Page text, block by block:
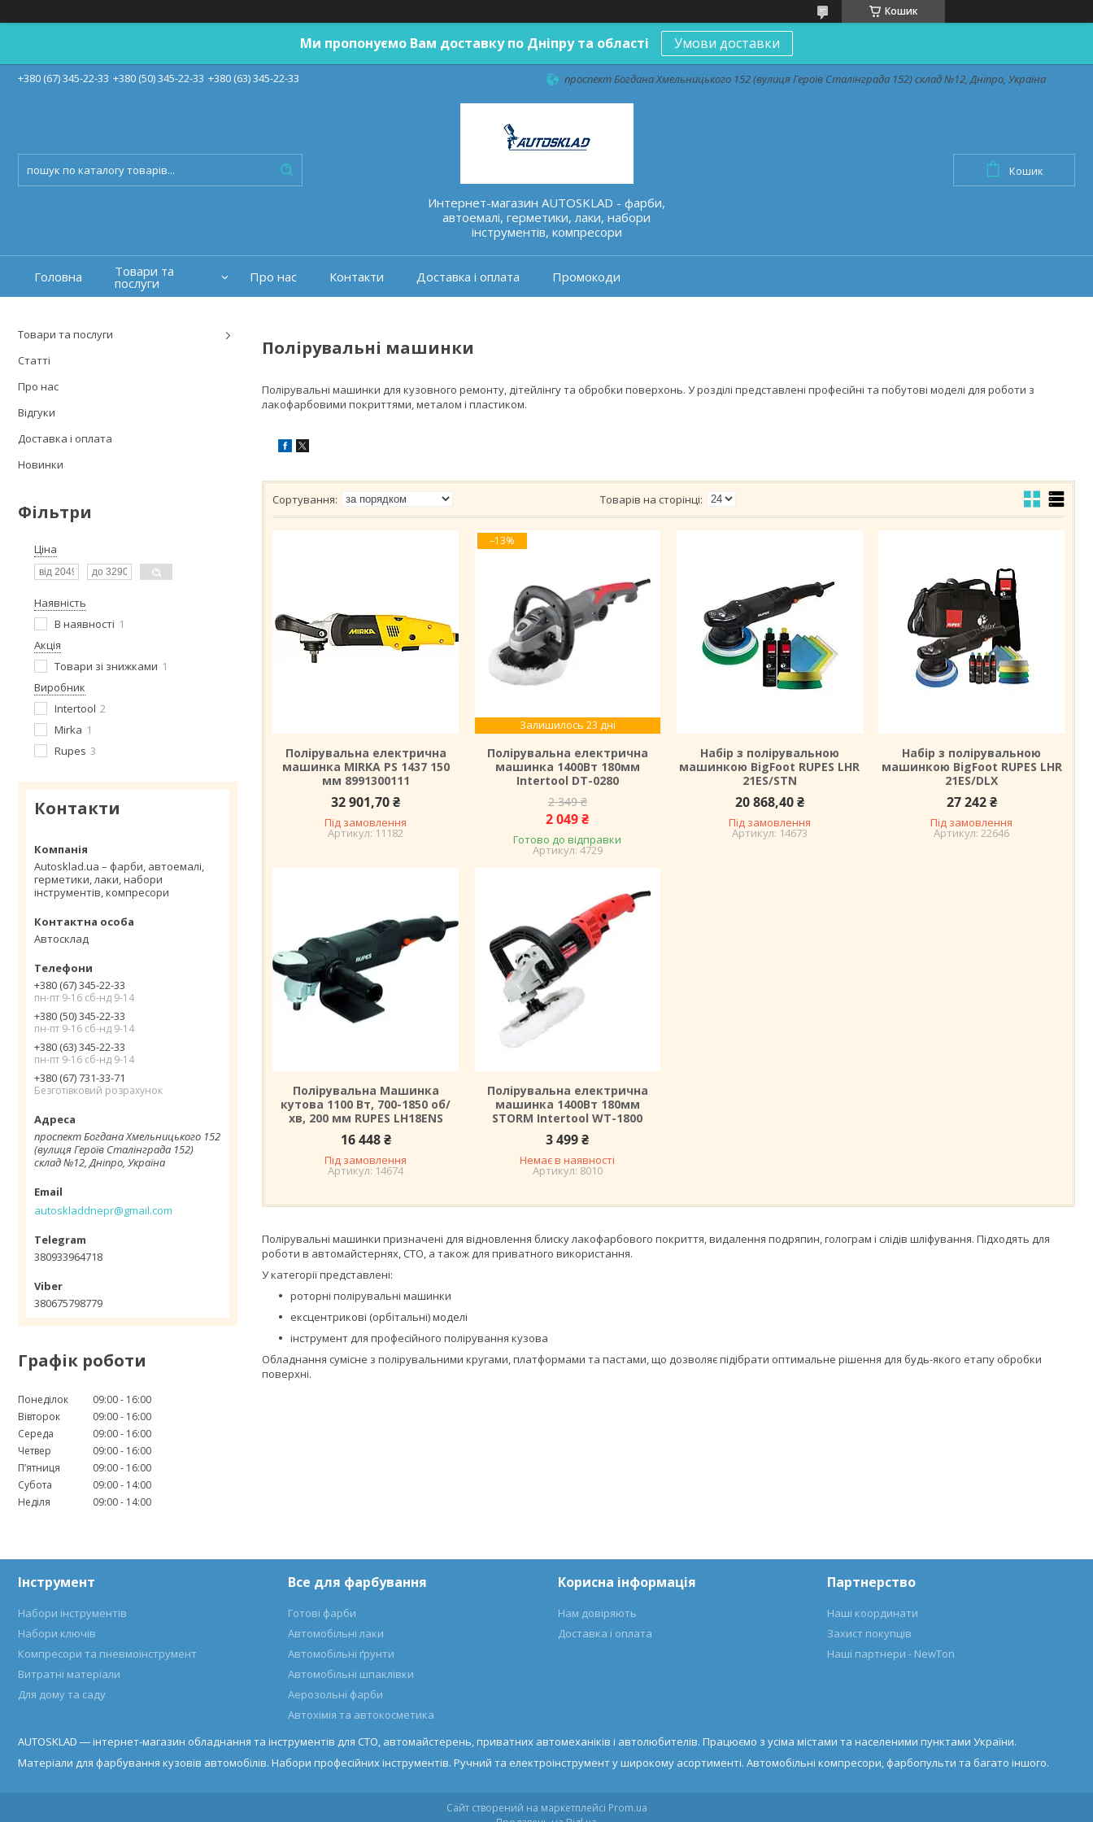
Кошик
Ми пропонуємо Вам доставку по Дніпру та області Умови доставки
+380 (67) 345-22-33 +380 (50) 345-22-33 +380 (63) 345-22-33 проспект Богдана Хмельницького 152 (вулиця Героїв Сталінграда 152) склад №12, Дніпро, Україна
Интернет-магазин AUTOSKLAD - фарби,
автоемалі, герметики, лаки, набори
інструментів, компресори
Кошик
Головна Товари та
послуги Про нас Контакти Доставка і оплата Промокоди
Товари та послуги
Статті
Про нас
Відгуки
Доставка і оплата
Новинки
Фільтри
Ціна
Наявність
В наявності 1
Акція
Товари зі знижками 1
Виробник
Intertool 2
Mirka 1
Rupes 3
Контакти
Autosklad.ua – фарби, автоемалі,
герметики, лаки, набори
інструментів, компресори
Автосклад
+380 (67) 345-22-33
пн-пт 9-16 сб-нд 9-14
+380 (50) 345-22-33
пн-пт 9-16 сб-нд 9-14
+380 (63) 345-22-33
пн-пт 9-16 сб-нд 9-14
+380 (67) 731-33-71
Безготівковий розрахунок
проспект Богдана Хмельницького 152
(вулиця Героїв Сталінграда 152)
склад №12, Дніпро, Україна
autoskladdnepr@gmail.com
380933964718
380675798779
Графік роботи
Понеділок 09:00
16:00
Вівторок
09:00
16:00
Середа
09:00
16:00
Четвер
09:00
16:00
Пʼятниця
09:00
16:00
Субота
09:00
14:00
Неділя
09:00 14:00
Полірувальні машинки
Полірувальні машинки для кузовного ремонту, дітейлінгу та обробки поверхонь. У розділі представлені професійні та побутові моделі для роботи з
лакофарбовими покриттями, металом і пластиком.
Полірувальна електрична
машинка MIRKA PS 1437 150
мм 8991300111
32 901,70 ₴
Під замовлення
11182
–13%
Залишилось 23 дні
Полірувальна електрична
машинка 1400Вт 180мм
Intertool DT-0280
2 349 ₴
2 049 ₴
Готово до відправки
4729
Набір з полірувальною
машинкою BigFoot RUPES LHR
21ES/STN
20 868,40 ₴
Під замовлення
14673
Набір з полірувальною
машинкою BigFoot RUPES LHR
21ES/DLX
27 242 ₴
Під замовлення
22646
Полірувальна Машинка
кутова 1100 Вт, 700-1850 об/
хв, 200 мм RUPES LH18ENS
16 448 ₴
Під замовлення
14674
Полірувальна електрична
машинка 1400Вт 180мм
STORM Intertool WT-1800
3 499 ₴
Немає в наявності
8010
Полірувальні машинки призначені для відновлення блиску лакофарбового покриття, видалення подряпин, голограм і слідів шліфування. Підходять для
роботи в автомайстернях, СТО, а також для приватного використання.
У категорії представлені:
роторні полірувальні машинки
ексцентрикові (орбітальні) моделі
інструмент для професійного полірування кузова
Обладнання сумісне з полірувальними кругами, платформами та пастами, що дозволяє підібрати оптимальне рішення для будь-якого етапу обробки
поверхні.
Інструмент
Набори інструментів
Набори ключів
Компресори та пневмоінструмент
Витратні матеріали
Для дому та саду
Все для фарбування
Готові фарби
Автомобільні лаки
Автомобільні ґрунти
Автомобільні шпаклівки
Аерозольні фарби
Автохімія та автокосметика
Корисна інформація
Нам довіряють
Доставка і оплата
Партнерство
Наші координати
Захист покупців
Наші партнери - NewTon
AUTOSKLAD ― інтернет-магазин обладнання та інструментів для СТО, автомайстерень, приватних автомеханіків і автолюбителів. Працюємо з усіма містами та населеними пунктами України.
Матеріали для фарбування кузовів автомобілів. Набори професійних інструментів. Ручний та електроінструмент у широкому асортименті. Автомобільні компресори, фарбопульти та багато іншого.
Сайт створений на маркетплейсі Prom.ua